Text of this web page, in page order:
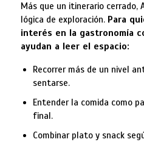
Más que un itinerario cerrado,
lógica de exploración. Para
interés en la gastronomía
ayudan a leer el espacio:
Recorrer más de un nivel
sentarse.
Entender la comida como
final.
Combinar plato y snack